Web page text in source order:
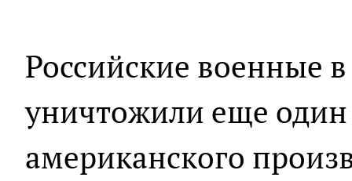
Российские военные
уничтожили еще один
американского